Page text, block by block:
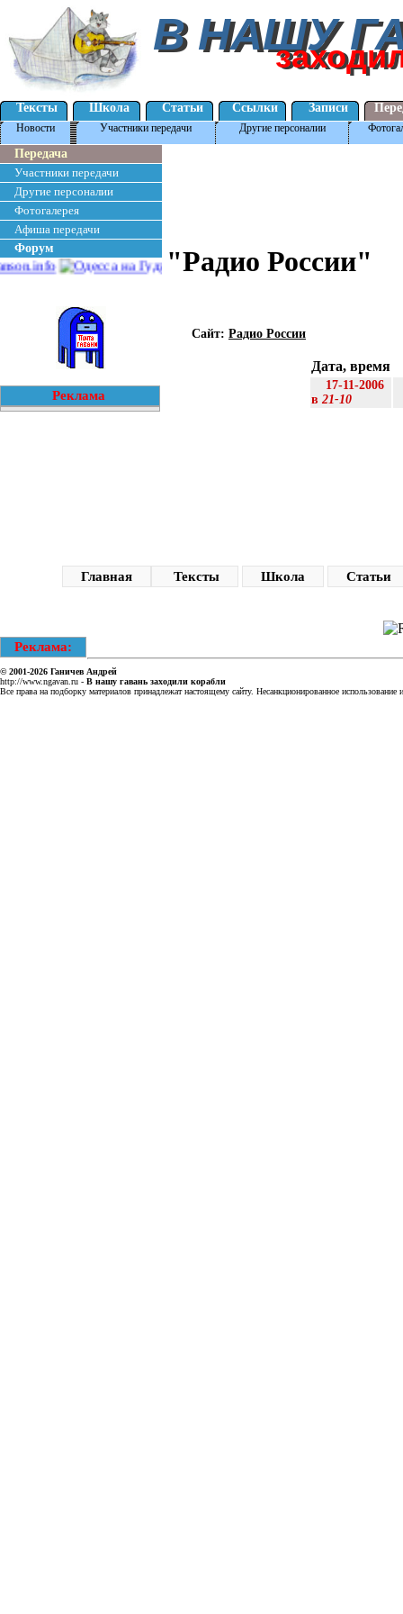
В НАШУ
В НАШУ
Тексты Школа Статьи Ссылки Записи
Новости Участники передачи Другие персоналии
Передача
Участники передачи
Другие персоналии
Фотогалерея
Афиша передачи
Форум
Реклама
"Радио России"
Сайт: Радио России
Дата, время
17-11-2006
в 21-10
Главная Тексты Школа Статьи
Реклама:
© 2001-2026 Ганичев Андрей
http://www.ngavan.ru - В нашу гавань заходили корабли
Все права на подборку материалов принадлежат настоящему сайту. Несанкционированное